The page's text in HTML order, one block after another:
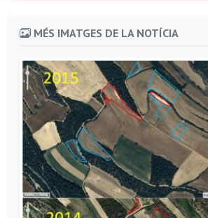
MÉS IMATGES DE LA NOTÍCIA